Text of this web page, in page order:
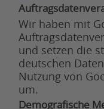
Wir haben mit
und setzen die
deutschen
Nutzung von
um.
Demografische